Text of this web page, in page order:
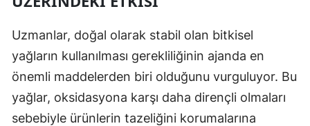
Uzmanlar, doğal olarak stabil olan bitkisel
yağların kullanılması gerekliliğinin ajanda en
önemli maddelerden biri olduğunu vurguluyor. Bu
yağlar, oksidasyona karşı daha dirençli olmaları
sebebiyle ürünlerin tazeliğini korumalarına